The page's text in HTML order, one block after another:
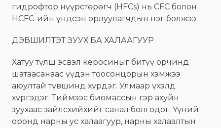
гидрофтор нүүрстөрөгч (HFCs) нь CFC болон
HCFC-ийн үндсэн орлуулагчдын нэг болжээ.
ДЭВШИЛТЭТ ЗУУХ БА ХАЛААГУУР
Хатуу түлш эсвэл керосиныг битүү орчинд
шатаасанаас үүдэн тоосонцорын хэмжээ
аюултай түвшинд хүрдэг. Улмаар үхэлд
хүргэдэг. Тиймээс биомассын гэр ахуйн
зуухаас зайлсхийхийг санал болгодог. Үүний
оронд нарны ус халаагуур, нарны халаалтын